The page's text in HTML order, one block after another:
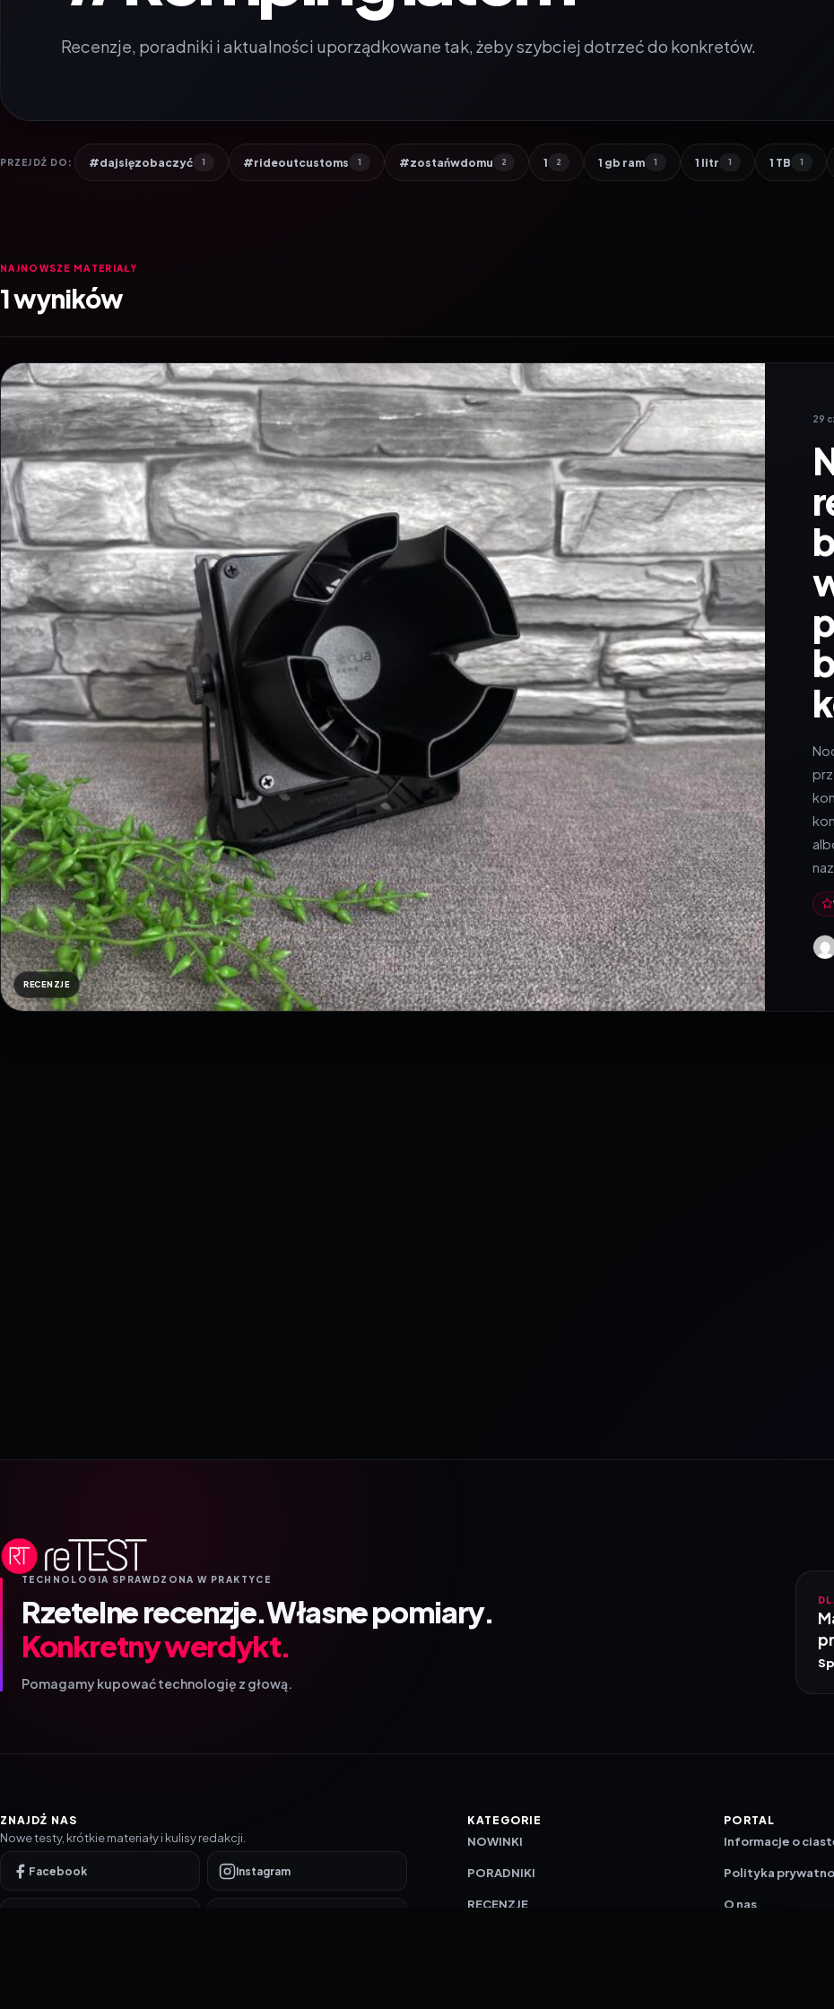
Recenzje, poradniki i aktualności uporządkowane tak, żeby szybciej dotrzeć do konkretów.
PRZEJDŹ DO: #dajsięzobaczyć 1 #rideoutcustoms 1 #zostańwdomu 2 1 2 1 gb ram 1 1 litr 1 1 TB 1
NAJNOWSZE MATERIAŁY
1 wyników
RECENZJE
29
TECHNOLOGIA SPRAWDZONA W PRAKTYCE
Rzetelne recenzje.Własne pomiary.
Konkretny werdykt.
Pomagamy kupować technologię z głową.
ZNAJDŹ NAS
Nowe testy, krótkie materiały i kulisy redakcji.
Facebook Instagram
KATEGORIE
NOWINKI
PORADNIKI
RECENZJE
PORTAL
Informacje o
Polityka
O nas